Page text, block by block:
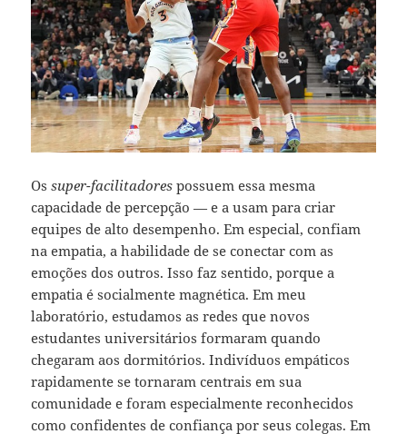
Ossuper-facilitadores possuem essa mesma
capacidade de percepção — e a usam para criar
equipes de alto desempenho. Em especial, confiam
na empatia, a habilidade de se conectar com as
emoções dos outros. Isso faz sentido, porque a
empatia é socialmente magnética. Em meu
laboratório, estudamos as redes que novos
estudantes universitários formaram quando
chegaram aos dormitórios. Indivíduos empáticos
rapidamente se tornaram centrais em sua
comunidade e foram especialmente reconhecidos
como confidentes de confiança por seus colegas. Em